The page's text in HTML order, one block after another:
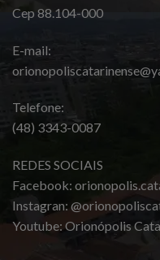
Cep 88.104-000
E-mail:
Telefone:
(48) 3343-0087
REDES SOCIAIS
Facebook:
Instagran:
Youtube: Orionópolis